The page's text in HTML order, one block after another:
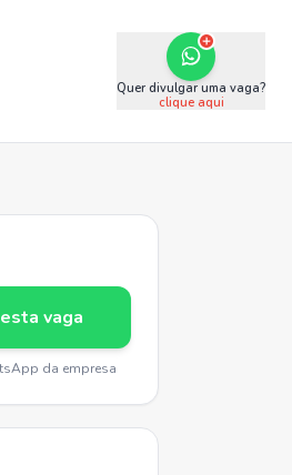
Quer divulgar uma vaga?
clique aqui
vaga
da empresa